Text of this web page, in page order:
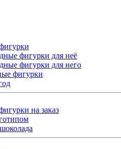
фигурки для неё
фигурки для него
фигурки
на заказ